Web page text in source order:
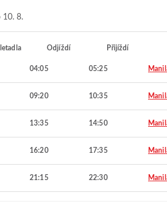
10. 8.
Odjíždí Přijíždí
04:05 05:25
09:20 10:35
13:35 14:50
16:20 17:35
21:15 22:30